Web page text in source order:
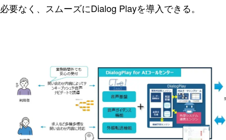
必要なく、スムーズにDialog Playを導入できる。